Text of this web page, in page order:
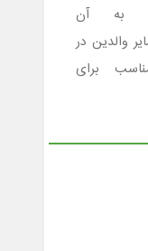
به آن
والدین در
برای